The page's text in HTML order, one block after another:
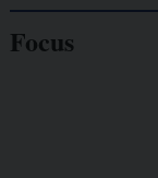
Focus